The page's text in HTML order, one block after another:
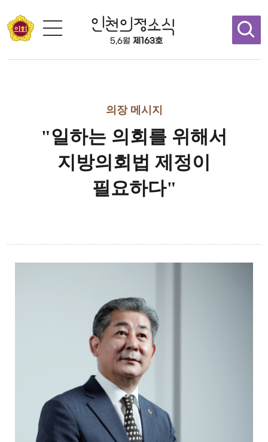
5,6월 제163호
의장 메시지
"일하는 의회를 위해서
지방의회법 제정이
필요하다"